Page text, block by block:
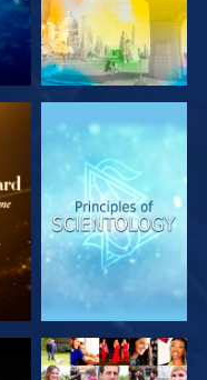
UTFORSK
SERIEN